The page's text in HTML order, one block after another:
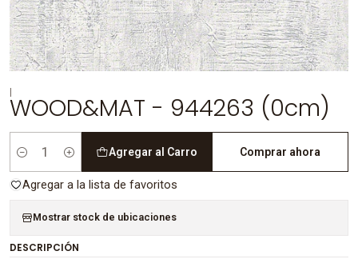
WOOD&MAT - 944263 (0cm)
Cantidad
Agregar al Carro Comprar ahora
Agregar a la lista de favoritos
Mostrar stock de ubicaciones
DESCRIPCIÓN